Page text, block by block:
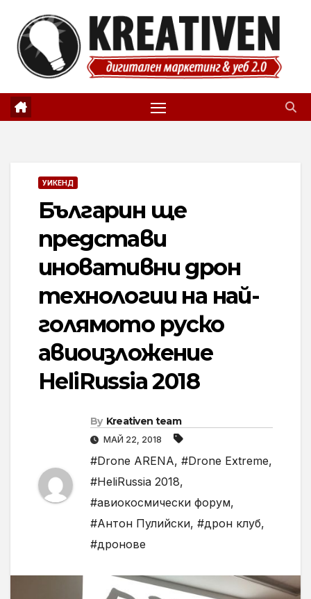
content
УИКЕНД
Българин ще
представи
иновативни дрон
технологии на най-
голямото руско
авиоизложение
HeliRussia 2018
By Kreativen team
МАЙ 22, 2018
#Drone ARENA, #Drone Extreme,
#HeliRussia 2018,
#авиокосмически форум,
#Антон Пулийски, #дрон клуб,
#дронове